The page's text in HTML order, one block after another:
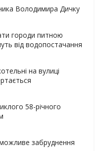
Володимира Дичку
городи питною
від водопостачання
на вулиці
58-річного
забруднення